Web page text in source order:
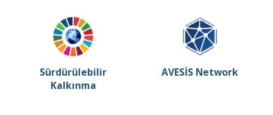
Sürdürülebilir
Kalkınma
AVESİS Network